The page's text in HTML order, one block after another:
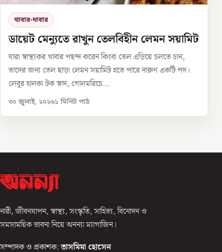
খাবার-দাবার
ডায়েট মেন্যুতে রাখুন তেলবিহীন লেমন সয়ামিট
যারা স্বাস্থ্যকর খাবার পছন্দ করেন কিংবা তেল এড়িয়ে চলতে চান,
তাদের জন্য তেল ছাড়া লেমন সয়ামিট হতে পারে দারুণ একটি পদ।
লেবুর হালকা টক স্বাদ, গোলমরিচে...
৩০ জুলাই, ২০২৬১ মিনিট পাঠ
নারী, জীবনযাপন, স্বাস্থ্য, সংস্কৃতি, সাহিত্য, বিনোদন ও
সমসাময়িক ভাবনা নিয়ে অনন্যা ম্যাগাজিন।
সম্পাদক ও প্রকাশক: তাসমিমা হোসেন